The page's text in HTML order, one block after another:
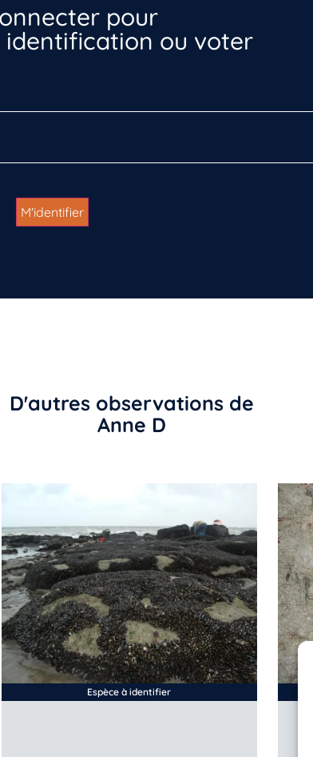
pour
identification ou voter
D'autres observations de
Anne D
Espèce à identifier